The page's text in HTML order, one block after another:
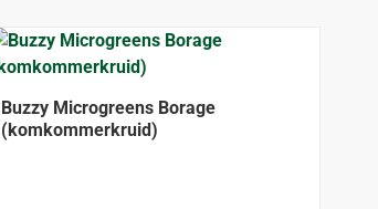
Buzzy Microgreens Borage
(komkommerkruid)